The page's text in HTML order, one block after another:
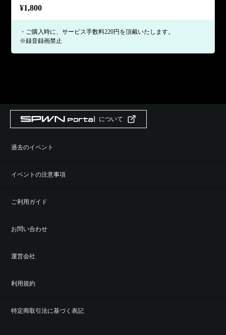
¥1,800
・ご購入時に、サービス手数料220円を頂戴いたします。
※録音録画禁止
について
過去のイベント
イベントの注意事項
ご利用ガイド
お問い合わせ
運営会社
利用規約
特定商取引法に基づく表記